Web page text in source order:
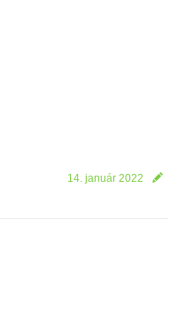
14. január 2022